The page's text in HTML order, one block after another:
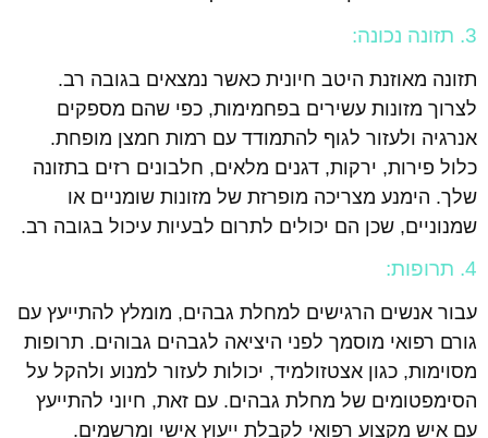
3. תזונה נכונה:
תזונה מאוזנת היטב חיונית כאשר נמצאים בגובה רב.
לצרוך מזונות עשירים בפחמימות, כפי שהם מספקים
אנרגיה ולעזור לגוף להתמודד עם רמות חמצן מופחת.
כלול פירות, ירקות, דגנים מלאים, חלבונים רזים בתזונה
שלך. הימנע מצריכה מופרזת של מזונות שומניים או
שמנוניים, שכן הם יכולים לתרום לבעיות עיכול בגובה רב.
4. תרופות:
עבור אנשים הרגישים למחלת גבהים, מומלץ להתייעץ עם
גורם רפואי מוסמך לפני היציאה לגבהים גבוהים. תרופות
מסוימות, כגון אצטזולמיד, יכולות לעזור למנוע ולהקל על
הסימפטומים של מחלת גבהים. עם זאת, חיוני להתייעץ
עם איש מקצוע רפואי לקבלת ייעוץ אישי ומרשמים.